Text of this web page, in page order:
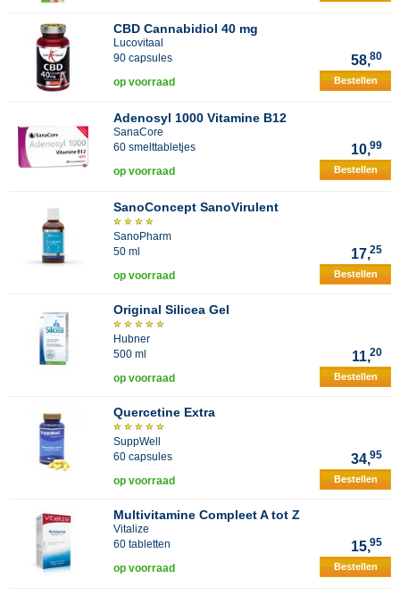
CBD Cannabidiol 40 mg
Lucovitaal
90 capsules
58,80
op voorraad Bestellen
Adenosyl 1000 Vitamine B12
SanaCore
60 smelttabletjes
10,99
op voorraad Bestellen
SanoConcept SanoVirulent
SanoPharm
50 ml
17,25
op voorraad Bestellen
Original Silicea Gel
Hubner
500 ml
11,20
op voorraad Bestellen
Quercetine Extra
SuppWell
60 capsules
34,95
op voorraad Bestellen
Multivitamine Compleet A tot Z
Vitalize
60 tabletten
15,95
op voorraad Bestellen